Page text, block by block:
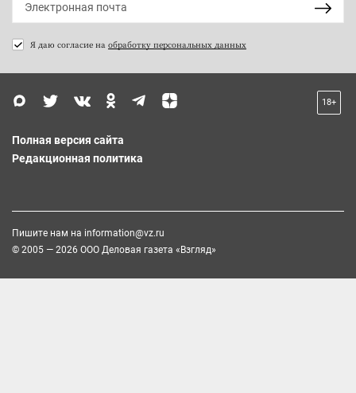
Я даю согласие на обработку персональных данных
18+
Полная версия сайта
Редакционная политика
Пишите нам на information@vz.ru
© 2005 — 2026 ООО Деловая газета «Взгляд»